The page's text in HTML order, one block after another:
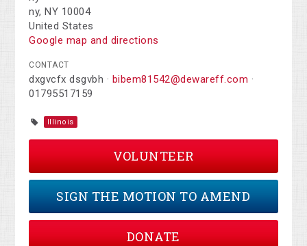
ny, NY 10004
United States
Google map and directions
CONTACT
dxgvcfx dsgvbh · bibem81542@dewareff.com ·
01795517159
Illinois
VOLUNTEER
SIGN THE MOTION TO AMEND
DONATE